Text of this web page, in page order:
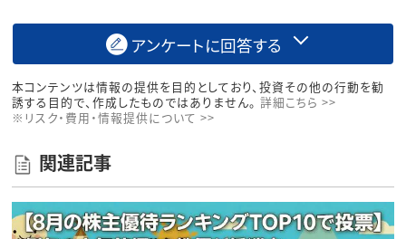
アンケートに回答する
本コンテンツは情報の提供を目的としており、投資その他の行動を勧
誘する目的で、作成したものではありません。 詳細こちら >>
※リスク・費用・情報提供について >>
関連記事